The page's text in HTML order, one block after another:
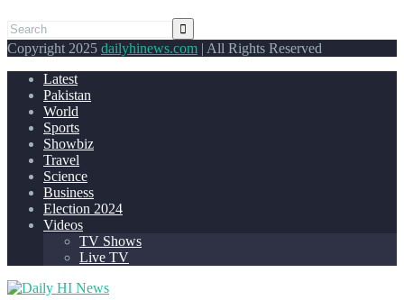
Copyright 2025 dailyhinews.com | All Rights Reserved
Latest
Pakistan
World
Sports
Showbiz
Travel
Science
Business
Election 2024
Videos
TV Shows
Live TV